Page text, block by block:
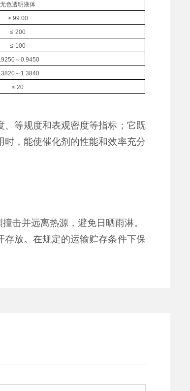
无色透明液体
≥99.00
≤ 200
≤ 100
250～0.9450
～ 1.3840
≤20
等规度和表观密度等指标；它既
，能使催化剂的性能和效率充分
击并远离热源，避免日晒雨淋。
放。 在规定的运输贮存条件下保